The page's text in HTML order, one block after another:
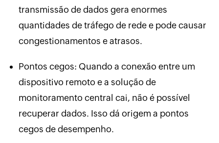
transmissão de dados gera enormes
quantidades de tráfego de rede e pode causar
congestionamentos e atrasos.
Pontos cegos: Quando a conexão entre um
dispositivo remoto e a solução de
monitoramento central cai, não é possível
recuperar dados. Isso dá origem a pontos
cegos de desempenho.